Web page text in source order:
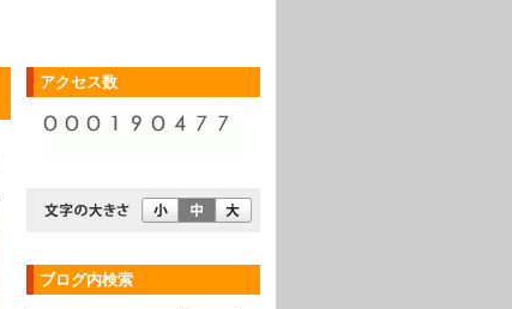
アクセス数
ブログ内検索